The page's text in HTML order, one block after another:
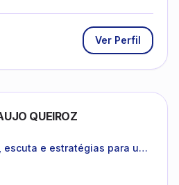
Ver Perfil
QUEIROZ
e estratégias para uma